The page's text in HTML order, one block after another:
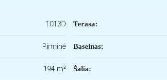
1013D
Pirminė
194 m²
Terasa:
Baseinas:
Šalia: